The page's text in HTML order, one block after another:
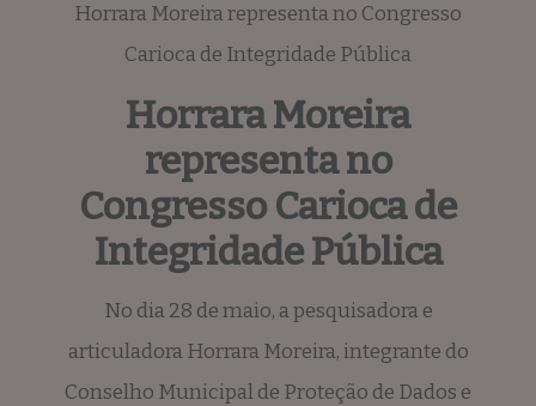
Horrara Moreira representa no Congresso
Carioca de Integridade Pública
Horrara Moreira
representa no
Congresso Carioca de
Integridade Pública
No dia 28 de maio, a pesquisadora e
articuladora Horrara Moreira, integrante do
Conselho Municipal de Proteção de Dados e